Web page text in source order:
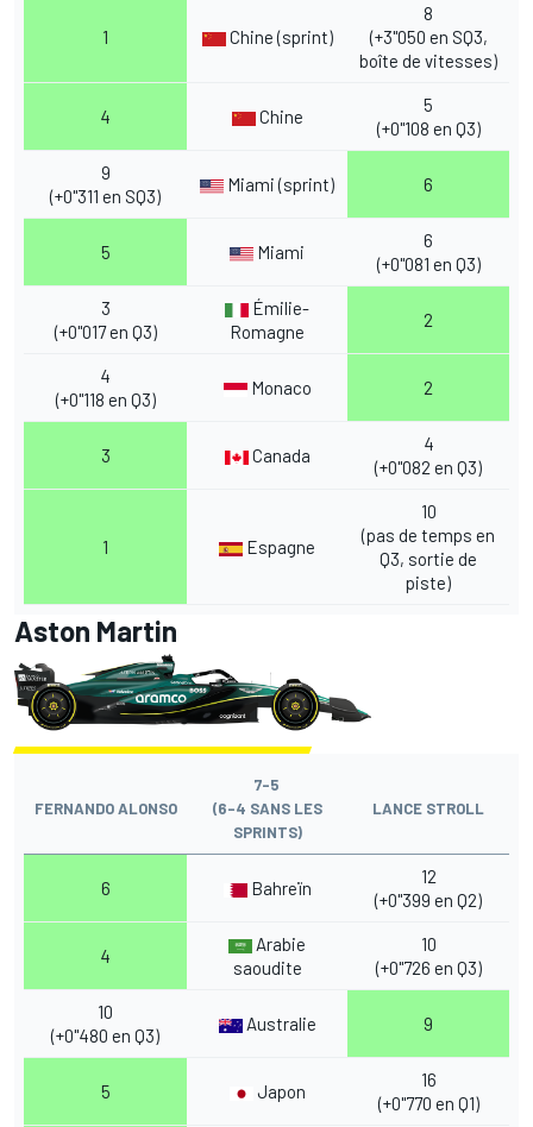
1 Chine (sprint)
8
(+3"050 en SQ3,
boîte de vitesses)
4 Chine
5
(+0"108 en Q3)
9
(+0"311 en SQ3)
Miami (sprint) 6
5 Miami
6
(+0"081 en Q3)
3
(+0"017 en Q3)
Émilie-
Romagne
2
4
(+0"118 en Q3)
Monaco 2
3 Canada
4
(+0"082 en Q3)
1 Espagne
10
(pas de temps en
Q3, sortie de
piste)
Aston Martin
FERNANDO ALONSO
7-5
(6-4 SANS LES
SPRINTS)
LANCE STROLL
6 Bahreïn
12
(+0"399 en Q2)
4
Arabie
saoudite
10
(+0"726 en Q3)
10
(+0"480 en Q3)
Australie 9
5 Japon
16
(+0"770 en Q1)